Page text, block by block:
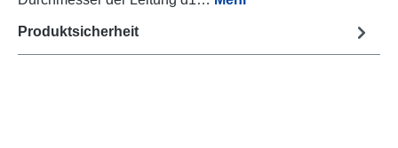
Produktsicherheit